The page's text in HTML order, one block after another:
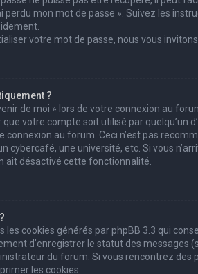
perdu mon mot de passe ». Suivez les
votre mot de passe, nous vous
?
de moi » lors de votre connexion au
votre compte soit utilisé par quelqu’un
connexion au forum. Ceci n’est pas
cybercafé, une université, etc. Si vous
ait désactivé cette fonctionnalité.
les cookies générés par phpBB 3.3 qui
d’enregistrer le statut des messages
du forum. Si vous rencontrez des
les cookies.